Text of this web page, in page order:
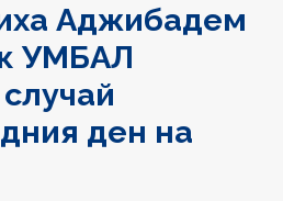
Аджибадем
УМБАЛ
ден на